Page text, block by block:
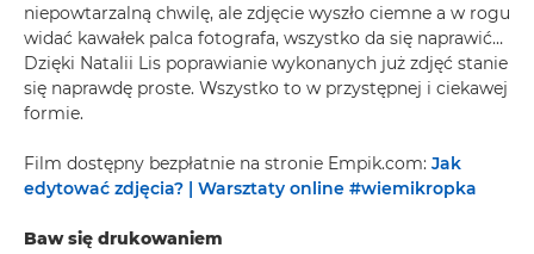
niepowtarzalną chwilę, ale zdjęcie wyszło ciemne a w rogu
widać kawałek palca fotografa, wszystko da się naprawić…
Dzięki Natalii Lis poprawianie wykonanych już zdjęć stanie
się naprawdę proste. Wszystko to w przystępnej i ciekawej
formie.
Film dostępny bezpłatnie na stronie Empik.com: Jak
edytować zdjęcia? | Warsztaty online #wiemikropka
Baw się drukowaniem